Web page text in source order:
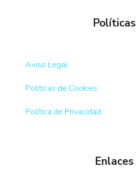
Políticas
Aviso Legal
Politicas de Cookies
Política de Privacidad
Enlaces